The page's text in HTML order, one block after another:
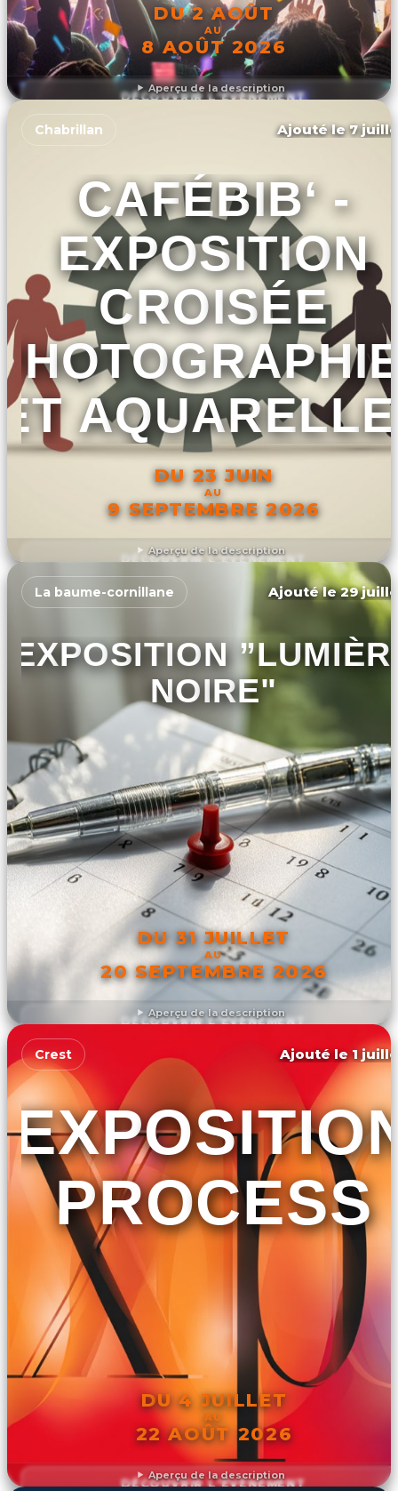
Aperçu de la description
DU 2 AOÛT
AU
8 AOÛT 2026
DÉCOUVRIR L'ÉVÉNEMENT
Aperçu de la description
Chabrillan Ajouté le 7
CAFÉBIB‘ -
EXPOSITION
CROISÉE
DU 23 JUIN
AU
9 SEPTEMBRE 2026
DÉCOUVRIR L'ÉVÉNEMENT
Aperçu de la description
La baume-cornillane Ajouté le 29
EXPOSITION
NOIRE"
DU 31 JUILLET
AU
20 SEPTEMBRE 2026
DÉCOUVRIR L'ÉVÉNEMENT
Aperçu de la description
Crest Ajouté le 1
PROCESS
DU 4 JUILLET
AU
22 AOÛT 2026
DÉCOUVRIR L'ÉVÉNEMENT